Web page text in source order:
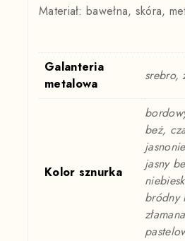
Materiał: bawełna, skóra,
Galanteria
metalowa
srebro,
Kolor sznurka
beż,
jasny
bródny